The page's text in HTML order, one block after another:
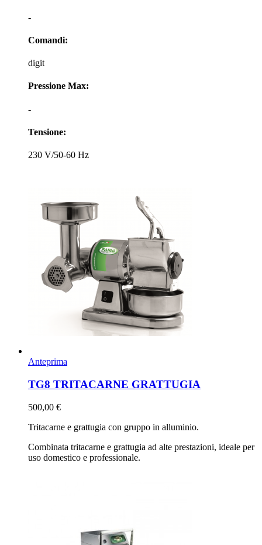
-
Comandi:
digit
Pressione Max:
-
Tensione:
230 V/50-60 Hz
Anteprima
TG8 TRITACARNE GRATTUGIA
500,00 €
Tritacarne e grattugia con gruppo in alluminio.
Combinata tritacarne e grattugia ad alte prestazioni, ideale per
uso domestico e professionale.